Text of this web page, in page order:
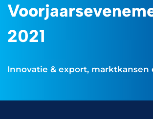
2021
Innovatie & export, marktkansen